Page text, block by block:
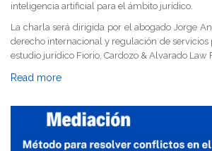
inteligencia artificial para el ámbito jurídico.
La charla será dirigida por el abogado Jorge
derecho internacional y regulación de
estudio jurídico Fiorio, Cardozo & Alvarado Law
Read more